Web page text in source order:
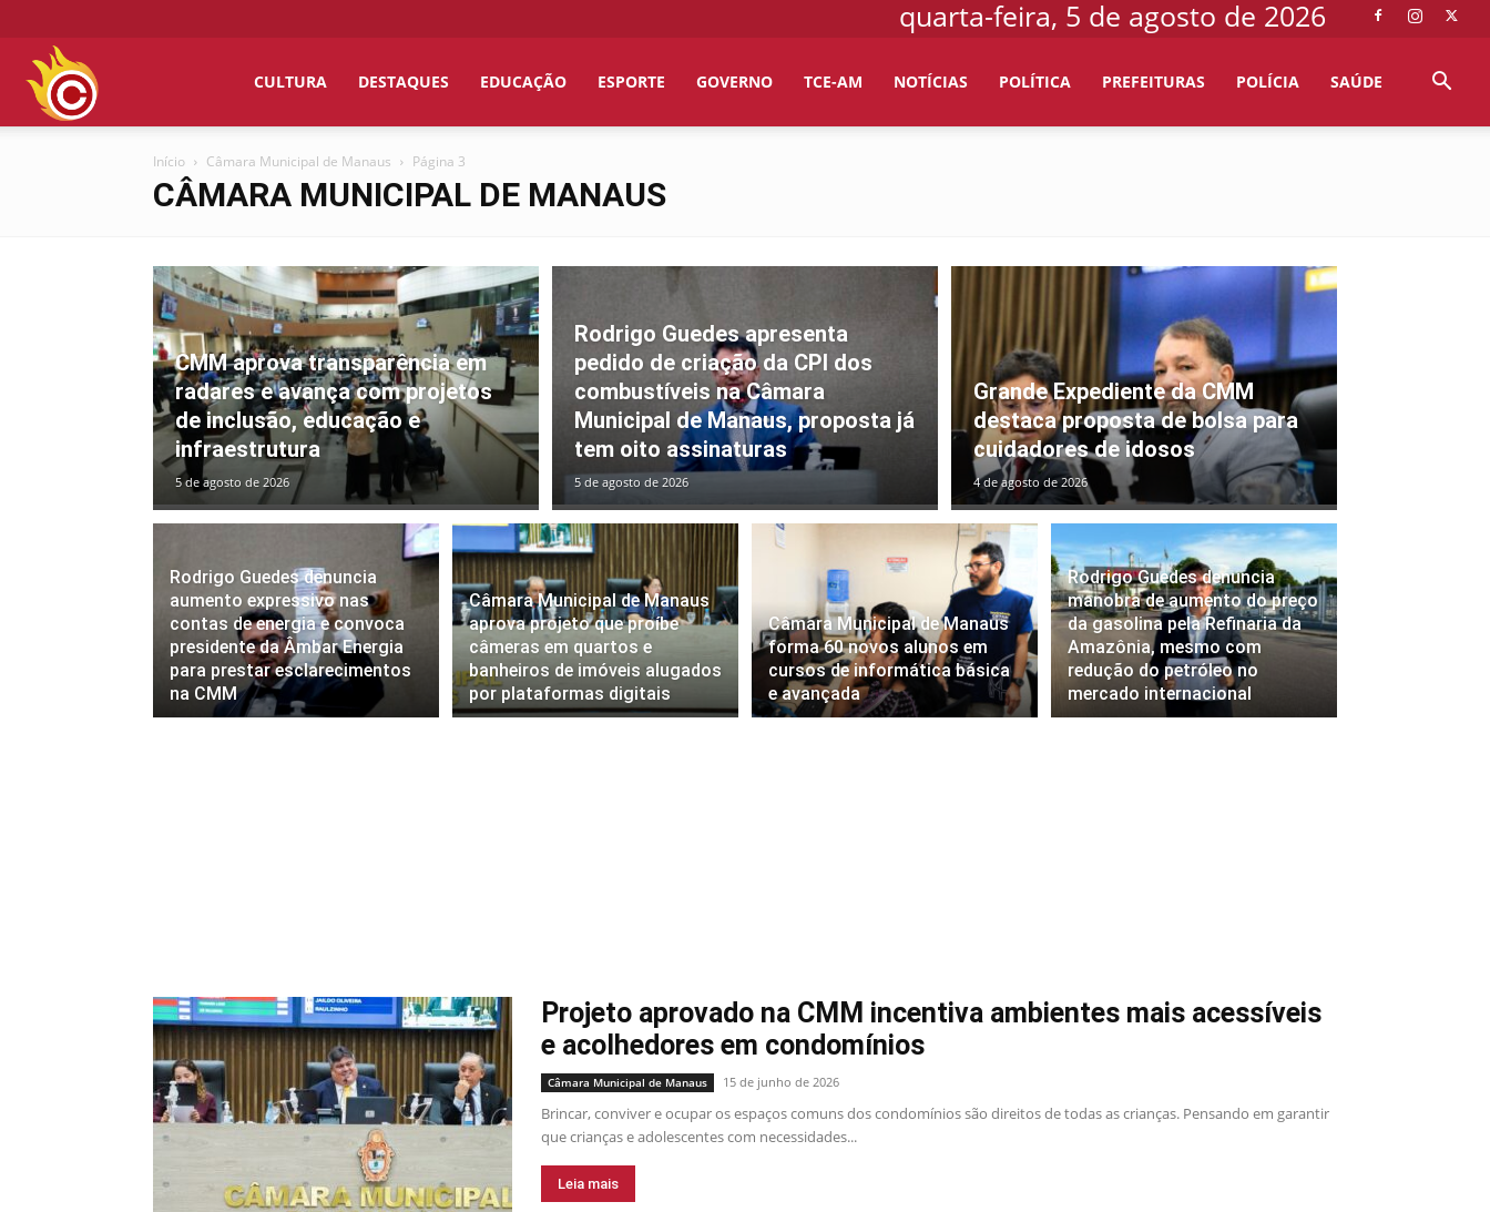
quarta-feira, 5 de agosto de 2026
CULTURA DESTAQUES EDUCAÇÃO ESPORTE GOVERNO TCE-AM NOTÍCIAS POLÍTICA PREFEITURAS POLÍCIA SAÚDE
Início Câmara Municipal de Manaus Página 3
CÂMARA MUNICIPAL DE MANAUS
CMM aprova transparência em
radares e avança com projetos
de inclusão, educação e
infraestrutura
5 de agosto de 2026
Rodrigo Guedes apresenta
pedido de criação da CPI dos
combustíveis na Câmara
Municipal de Manaus, proposta já
tem oito assinaturas
5 de agosto de 2026
Grande Expediente da CMM
destaca proposta de bolsa para
cuidadores de idosos
4 de agosto de 2026
Rodrigo Guedes denuncia
aumento expressivo nas
contas de energia e convoca
presidente da Âmbar Energia
para prestar esclarecimentos
na CMM
Câmara Municipal de Manaus
aprova projeto que proíbe
câmeras em quartos e
banheiros de imóveis alugados
por plataformas digitais
Câmara Municipal de Manaus
forma 60 novos alunos em
cursos de informática básica
e avançada
Rodrigo Guedes denuncia
manobra de aumento do preço
da gasolina pela Refinaria da
Amazônia, mesmo com
redução do petróleo no
mercado internacional
Projeto aprovado na CMM incentiva ambientes mais acessíveis
e acolhedores em condomínios
Câmara Municipal de Manaus 15 de junho de 2026
Brincar, conviver e ocupar os espaços comuns dos condomínios são direitos de todas as crianças. Pensando em garantir
que crianças e adolescentes com necessidades...
Leia mais